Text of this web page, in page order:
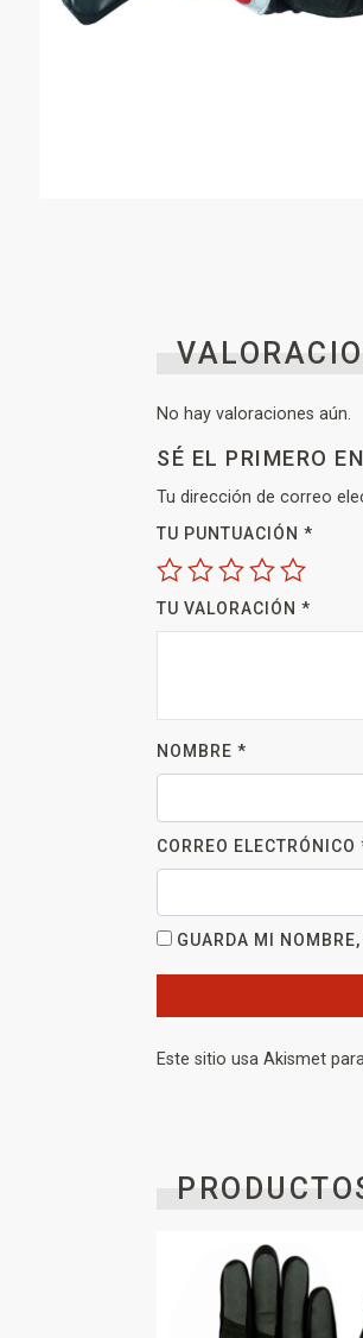
No hay valoraciones aún.
SÉ EL PRIMERO
Tu dirección de correo
TU PUNTUACIÓN *
TU VALORACIÓN *
NOMBRE *
CORREO ELECTRÓNICO
GUARDA MI
Este sitio usa Akismet